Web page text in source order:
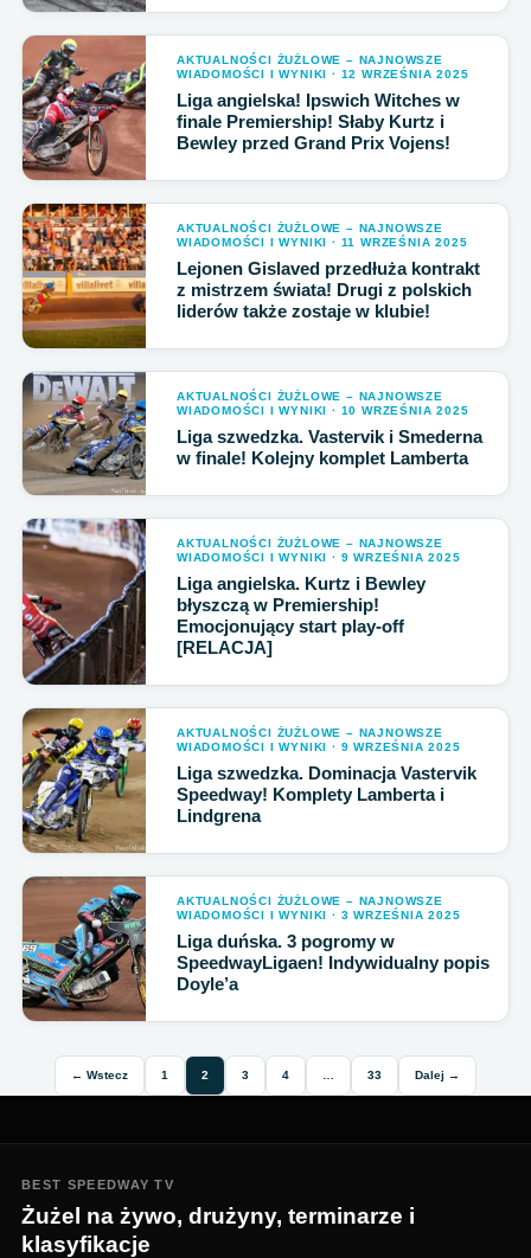
AKTUALNOŚCI ŻUŻLOWE – NAJNOWSZE
WIADOMOŚCI I WYNIKI · 12 WRZEŚNIA 2025
Liga angielska! Ipswich Witches w
finale Premiership! Słaby Kurtz i
Bewley przed Grand Prix Vojens!
AKTUALNOŚCI ŻUŻLOWE – NAJNOWSZE
WIADOMOŚCI I WYNIKI · 11 WRZEŚNIA 2025
Lejonen Gislaved przedłuża kontrakt
z mistrzem świata! Drugi z polskich
liderów także zostaje w klubie!
AKTUALNOŚCI ŻUŻLOWE – NAJNOWSZE
WIADOMOŚCI I WYNIKI · 10 WRZEŚNIA 2025
Liga szwedzka. Vastervik i Smederna
w finale! Kolejny komplet Lamberta
AKTUALNOŚCI ŻUŻLOWE – NAJNOWSZE
WIADOMOŚCI I WYNIKI · 9 WRZEŚNIA 2025
Liga angielska. Kurtz i Bewley
błyszczą w Premiership!
Emocjonujący start play-off
[RELACJA]
AKTUALNOŚCI ŻUŻLOWE – NAJNOWSZE
WIADOMOŚCI I WYNIKI · 9 WRZEŚNIA 2025
Liga szwedzka. Dominacja Vastervik
Speedway! Komplety Lamberta i
Lindgrena
AKTUALNOŚCI ŻUŻLOWE – NAJNOWSZE
WIADOMOŚCI I WYNIKI · 3 WRZEŚNIA 2025
Liga duńska. 3 pogromy w
SpeedwayLigaen! Indywidualny popis
Doyle’a
← Wstecz 1 2 3 4 33 Dalej →
BEST SPEEDWAY TV
Żużel na żywo, drużyny, terminarze i
klasyfikacje